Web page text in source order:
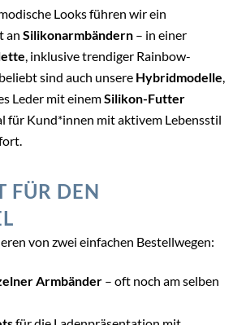
Looks führen wir ein
an Silikonarmbändern – in einer
, inklusive trendiger Rainbow-
sind auch unsere Hybridmodelle,
Leder mit einemSilikon-Futter
für Kund*innen mit aktivem Lebensstil
FÜR DEN
von zwei einfachen Bestellwegen:
Armbänder – oft noch am selben